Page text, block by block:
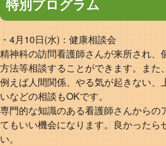
特別プログラム
・4月10日(水)：健康相談会
精神科の訪問看護師さんが来所され、
方法等相談することができます。また
例えば人間関係、やる気が起きない、
いなどの相談もOKです。
専門的な知識のある看護師さんからの
てもいい機会になります。良かったら
い。